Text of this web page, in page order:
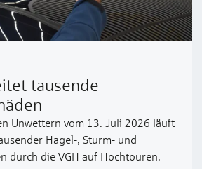
tausende
Unwettern vom 13. Juli 2026 läuft
Hagel-, Sturm- und
durch die VGH auf Hochtouren.